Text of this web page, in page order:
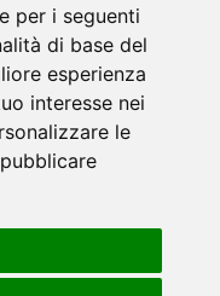
per i seguenti
di base del
esperienza
interesse nei
le